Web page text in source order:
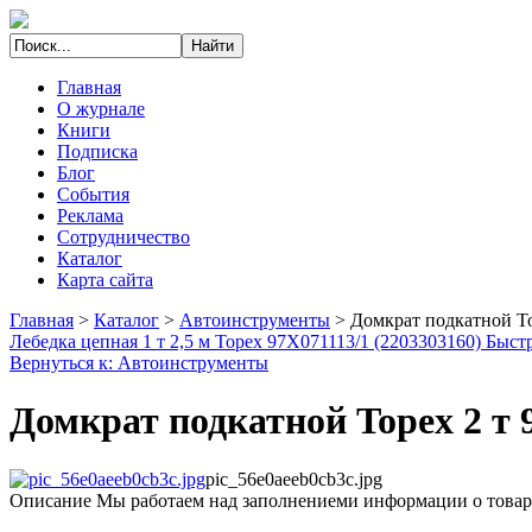
Главная
О журнале
Книги
Подписка
Блог
События
Реклама
Сотрудничество
Каталог
Карта сайта
Главная > Каталог > Автоинструменты > Домкрат подкатной
Лебедка цепная 1 т 2,5 м Topex 97X071113/1 (2203303160)
Вернуться к: Автоинструменты
Домкрат подкатной Topex 2 т
pic_56e0aeeb0cb3c.jpg
Описание Мы работаем над заполнениеми информации о